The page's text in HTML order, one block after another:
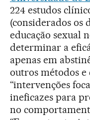
224 estudos
(considerados os
educação sexual
determinar a
apenas em
outros métodos
“intervenções
ineficazes para
no